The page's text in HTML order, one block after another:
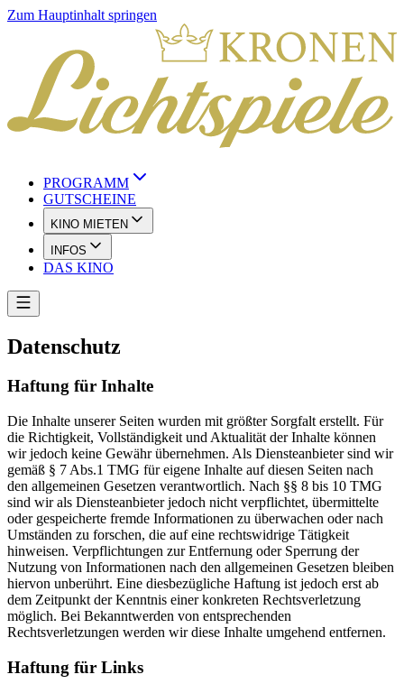
Zum Hauptinhalt springen
PROGRAMM
GUTSCHEINE
KINO MIETEN
INFOS
DAS KINO
Datenschutz
Haftung für Inhalte
Die Inhalte unserer Seiten wurden mit größter Sorgfalt erstellt. Für
die Richtigkeit, Vollständigkeit und Aktualität der Inhalte können
wir jedoch keine Gewähr übernehmen. Als Diensteanbieter sind wir
gemäß § 7 Abs.1 TMG für eigene Inhalte auf diesen Seiten nach
den allgemeinen Gesetzen verantwortlich. Nach §§ 8 bis 10 TMG
sind wir als Diensteanbieter jedoch nicht verpflichtet, übermittelte
oder gespeicherte fremde Informationen zu überwachen oder nach
Umständen zu forschen, die auf eine rechtswidrige Tätigkeit
hinweisen. Verpflichtungen zur Entfernung oder Sperrung der
Nutzung von Informationen nach den allgemeinen Gesetzen bleiben
hiervon unberührt. Eine diesbezügliche Haftung ist jedoch erst ab
dem Zeitpunkt der Kenntnis einer konkreten Rechtsverletzung
möglich. Bei Bekanntwerden von entsprechenden
Rechtsverletzungen werden wir diese Inhalte umgehend entfernen.
Haftung für Links